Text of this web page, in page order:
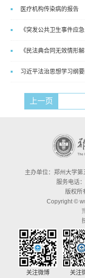
医疗机构传染病的报告
《突发公共卫生事件应
《民法典合同无效情形
习近平法治思想学习纲
上一页
关注微博 关注
主办单位：郑州大学
服务电话
版权所
Copyright ©